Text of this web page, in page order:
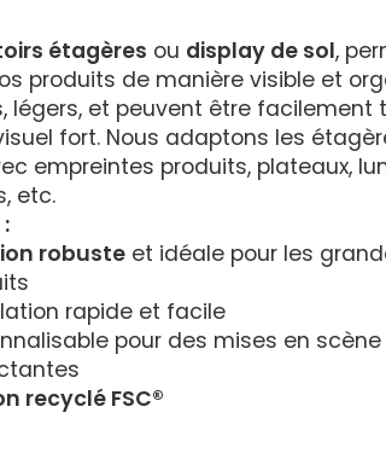
étagères ou display de sol,
produits de manière visible et
légers, et peuvent être facilement
fort. Nous adaptons les
empreintes produits, plateaux,
etc.
robuste et idéale pour les
rapide et facile
pour des mises en
recyclé FSC®